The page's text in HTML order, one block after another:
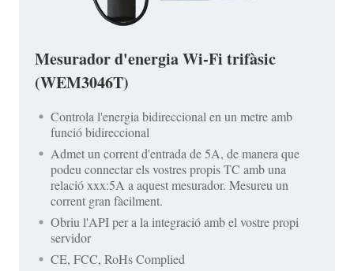
Mesurador d'energia Wi-Fi trifàsic
(WEM3046T)
Controla l'energia bidireccional en un metre amb
funció bidireccional
Admet un corrent d'entrada de 5A, de manera que
podeu connectar els vostres propis TC amb una
relació xxx:5A a aquest mesurador. Mesureu un
corrent gran fàcilment.
Obriu l'API per a la integració amb el vostre propi
servidor
CE, FCC, RoHs Complied